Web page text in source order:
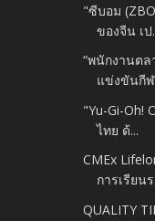
"ซีบอม
ของจีน เป
“พนักงานต
แข่งขันกีฬ
"Yu-Gi-Oh!
ไทย ด้...
CMEx
การเรียนร
QUALITY